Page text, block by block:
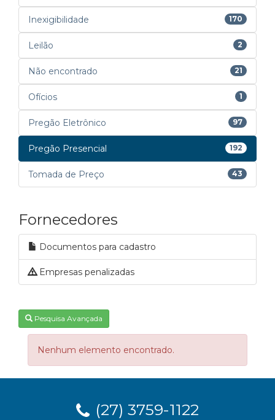
Inexigibilidade 170
Leilão 2
Não encontrado 21
Ofícios 1
Pregão Eletrônico 97
Pregão Presencial 192
Tomada de Preço 43
Fornecedores
Documentos para cadastro
Empresas penalizadas
Pesquisa Avançada
Nenhum elemento encontrado.
(27) 3759-1122